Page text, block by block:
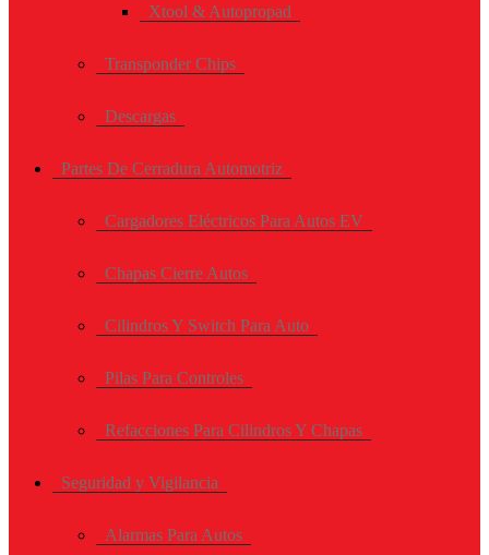
Xtool & Autopropad
Transponder Chips
Descargas
Partes De Cerradura Automotriz
Cargadores Eléctricos Para Autos EV
Chapas Cierre Autos
Cilindros Y Switch Para Auto
Pilas Para Controles
Refacciones Para Cilindros Y Chapas
Seguridad y Vigilancia
Alarmas Para Autos